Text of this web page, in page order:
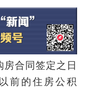
合同签定之日
前的住房公积